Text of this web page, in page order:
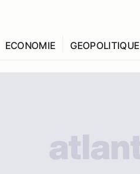
ECONOMIE GEOPOLITIQUE